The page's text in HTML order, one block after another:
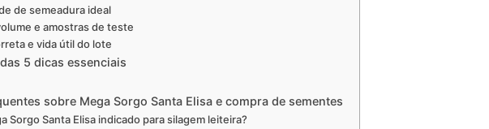
de semeadura ideal
e amostras de teste
e vida útil do lote
5 dicas essenciais
sobre Mega Sorgo Santa Elisa e compra de sementes
Sorgo Santa Elisa indicado para silagem leiteira?